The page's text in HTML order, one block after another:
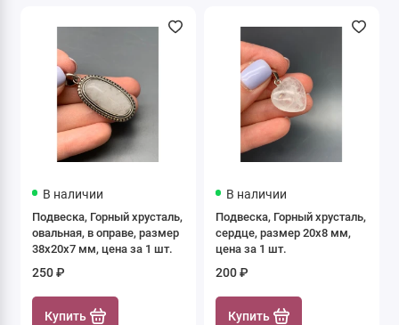
В наличии
Подвеска, Горный хрусталь,
овальная, в оправе, размер
38х20х7 мм, цена за 1 шт.
250 ₽
Купить
В наличии
Подвеска, Горный хрусталь,
сердце, размер 20х8 мм,
цена за 1 шт.
200 ₽
Купить